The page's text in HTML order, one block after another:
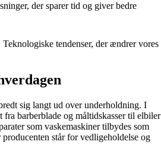
der sparer tid og giver bedre
tendenser, der ændrer vores
sig langt ud over underholdning. I
fra barberblade og måltidskasser til elbiler
som vaskemaskiner tilbydes som
står for vedligeholdelse og